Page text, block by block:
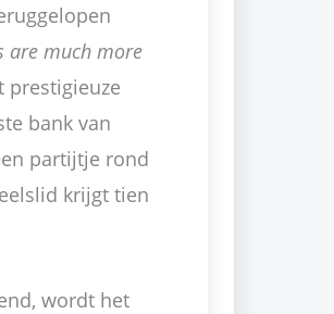
are much more
prestigieuze
bank van
partijtje rond
krijgt tien
wordt het